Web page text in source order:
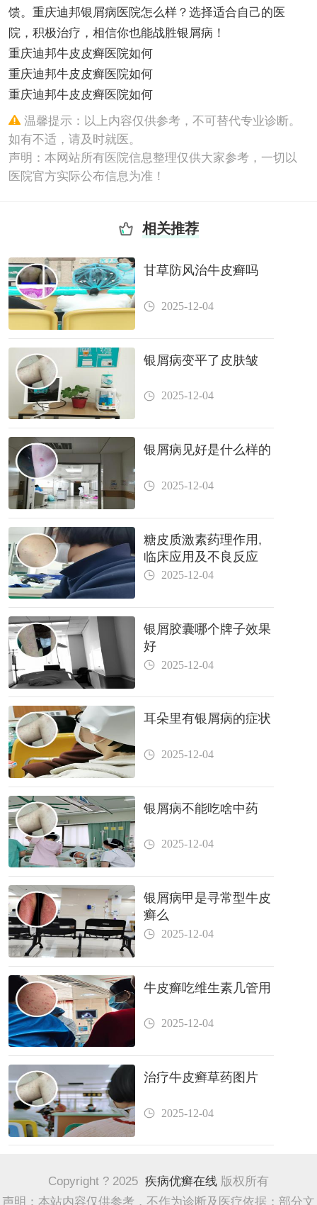
馈。重庆迪邦银屑病医院怎么样？选择适合自己的医
院，积极治疗，相信你也能战胜银屑病！
重庆迪邦牛皮皮癣医院如何
重庆迪邦牛皮皮癣医院如何
重庆迪邦牛皮皮癣医院如何
温馨提示：以上内容仅供参考，不可替代专业诊断。
如有不适，请及时就医。
声明：本网站所有医院信息整理仅供大家参考，一切以
医院官方实际公布信息为准！
相关推荐
甘草防风治牛皮癣吗
2025-12-04
银屑病变平了皮肤皱
2025-12-04
银屑病见好是什么样的
2025-12-04
糖皮质激素药理作用,
临床应用及不良反应
2025-12-04
银屑胶囊哪个牌子效果
好
2025-12-04
耳朵里有银屑病的症状
2025-12-04
银屑病不能吃啥中药
2025-12-04
银屑病甲是寻常型牛皮
癣么
2025-12-04
牛皮癣吃维生素几管用
2025-12-04
治疗牛皮癣草药图片
2025-12-04
Copyright ? 2025 疾病优癣在线 版权所有
声明：本站内容仅供参考，不作为诊断及医疗依据；部分文